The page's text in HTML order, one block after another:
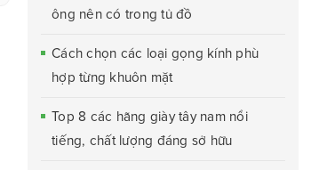
ông nên có trong tủ đồ
Cách chọn các loại gọng kính phù
hợp từng khuôn mặt
Top 8 các hãng giày tây nam nổi
tiếng, chất lượng đáng sở hữu